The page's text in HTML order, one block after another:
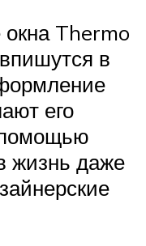
Thermo
в
его
жизнь даже